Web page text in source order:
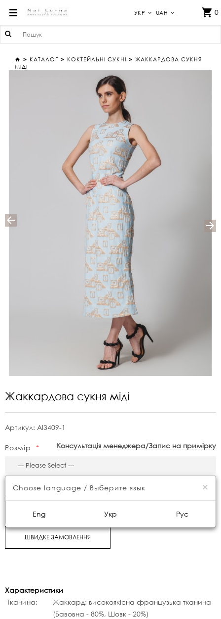
УКР UAH 0
КАТАЛОГ КОКТЕЙЛЬНІ СУКНІ
ЖАККАРДОВА СУКНЯ
МІДІ
Жаккардова сукня міді
Артикул: AI3409-1
Консультація менеджера/Запис на примірку
Розмір
6700грн. 4990грн.
ШВИДКЕ ЗАМОВЛЕННЯ
Характеристики
Тканина:
Жаккард: високоякісна французька тканина
(Бавовна - 80%, Шовк - 20%)
×
Choose language / Выберите язык
Eng Укр Рус
ЖАККАРДОВА СУКНЯ МІДІ